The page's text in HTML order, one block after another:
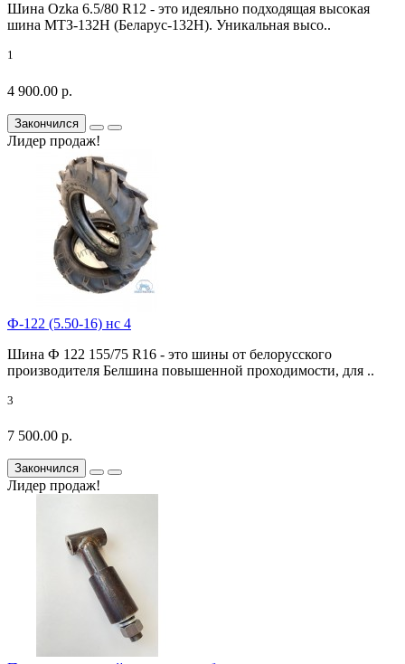
Шина Ozka 6.5/80 R12 - это идеяльно подходящая высокая
шина МТЗ-132Н (Беларус-132Н). Уникальная высо..
1
4 900.00 р.
Закончился
Лидер продаж!
Ф-122 (5.50-16) нс 4
Шина Ф 122 155/75 R16 - это шины от белорусского
производителя Белшина повышенной проходимости, для ..
3
7 500.00 р.
Закончился
Лидер продаж!